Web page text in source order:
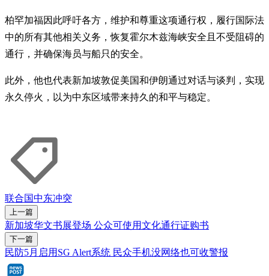
柏罕加福因此呼吁各方，维护和尊重这项通行权，履行国际法
中的所有其他相关义务，恢复霍尔木兹海峡安全且不受阻碍的
通行，并确保海员与船只的安全。
此外，他也代表新加坡敦促美国和伊朗通过对话与谈判，实现
永久停火，以为中东区域带来持久的和平与稳定。
联合国中东冲突
上一篇
新加坡华文书展登场 公众可使用文化通行证购书
下一篇
民防5月启用SG Alert系统 民众手机没网络也可收警报